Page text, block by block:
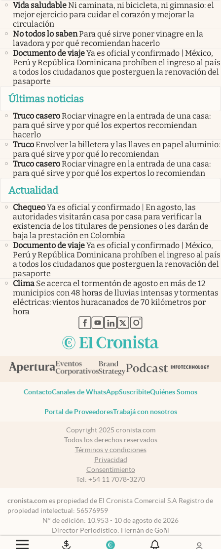
Vida saludableNi caminata, ni bicicleta, ni gimnasio: el
mejor ejercicio para cuidar el corazón y mejorar la
circulación
No todos lo sabenPara qué sirve poner vinagre en la
lavadora y por qué recomiendan hacerlo
Documento de viajeYa es oficial y confirmado | México,
Perú y República Dominicana prohíben el ingreso al país
a todos los ciudadanos que posterguen la renovación del
pasaporte
Últimas noticias
Truco caseroRociar vinagre en la entrada de una casa:
para qué sirve y por qué los expertos recomiendan
hacerlo
TrucoEnvolver la billetera y las llaves en papel aluminio:
para qué sirve y por qué lo recomiendan
Truco caseroRociar vinagre en la entrada de una casa:
para qué sirve y por qué los expertos lo recomiendan
Actualidad
ChequeoYa es oficial y confirmado | En agosto, las
autoridades visitarán casa por casa para verificar la
existencia de los titulares de pensiones o les darán de
baja la prestación en Colombia
Documento de viajeYa es oficial y confirmado | México,
Perú y República Dominicana prohíben el ingreso al país
a todos los ciudadanos que posterguen la renovación del
pasaporte
Clima Se acerca el tormentón de agosto en más de 12
municipios con 48 horas de lluvias intensas y tormentas
eléctricas: vientos huracanados de 70 kilómetros por
hora
abre en nueva pestaña
abre en nueva pestaña
abre en nueva pestaña
abre en nueva pestaña
abre en nueva pestaña
ContactoCanales de WhatsAppSuscribiteQuiénes Somos
Portal de ProveedoresTrabajá con nosotros
Copyright 2025 cronista.com
Todos los derechos reservados
Términos y condiciones
Privacidad
Consentimiento
Tel: +54 11 7078-3270
cronista.com es propiedad de El Cronista Comercial S.A Registro de
propiedad intelectual: 56576959
N° de edición: 10.953 - 10 de agosto de 2026
Director Periodístico: Hernán de Goñi